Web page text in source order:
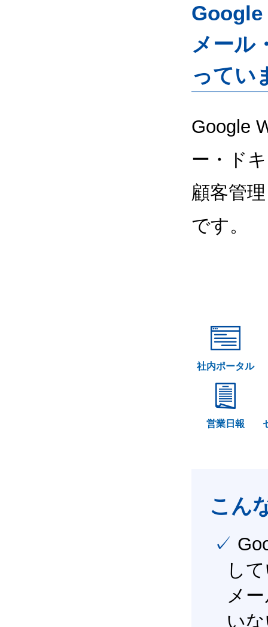
Google
メール
ってい
Google
ー・ド
顧客管
です。
社内ポータル
営業日報
こん
✓ Google Workspace（旧G Suite） を社内で導入
し
メ
い